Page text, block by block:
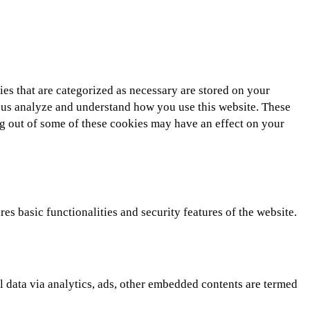
that are categorized as necessary are stored on your
analyze and understand how you use this website. These
of some of these cookies may have an effect on your
basic functionalities and security features of the website.
via analytics, ads, other embedded contents are termed